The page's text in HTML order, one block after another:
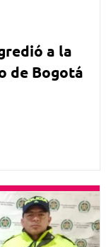
a la
de Bogotá